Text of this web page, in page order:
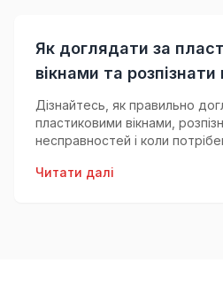
Як доглядати за
вікнами та
несправностей
Дізнайтесь, як правильно
пластиковими вікнами,
несправностей і коли
Читати далі